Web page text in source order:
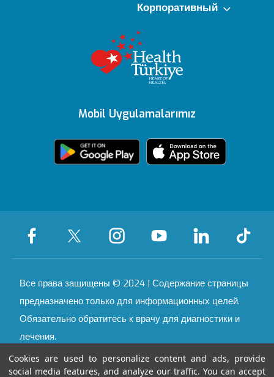
Cookies are used to personalize content and ads, provide
social media features, and analyze our traffic. You can accept
Уголок здоровья
Рекомендуемые услуги
Уголок здоровья
e - Результат
Уход на дому
Корпоративный
Редакционная политика
Обновление контента
Mobil Uygulamalarımız
Все права защищены © 2024 | Содержание страницы
предназначено только для информационных целей.
Обязательно обратитесь к врачу для диагностики и
лечения.
Son Güncelleme Tarihi : 07.08.2026 12:22:48